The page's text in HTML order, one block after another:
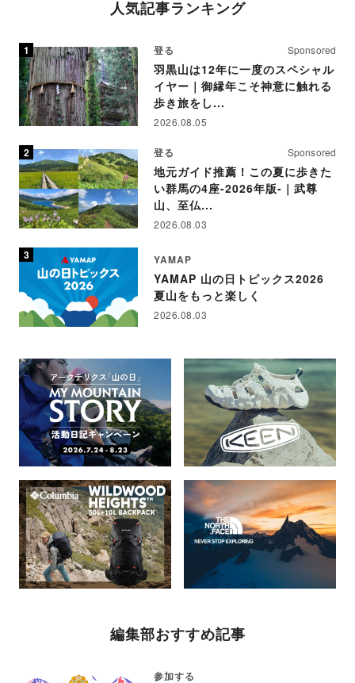
人気記事ランキング
登る Sponsored
羽黒山は12年に一度のスペシャル
イヤー｜御縁年こそ神意に触れる
歩き旅をし...
2026.08.05
登る Sponsored
地元ガイド推薦！この夏に歩きた
い群馬の4座-2026年版-｜武尊
山、至仏...
2026.08.03
YAMAP
YAMAP 山の日トピックス2026
夏山をもっと楽しく
2026.08.03
編集部おすすめ記事
参加する